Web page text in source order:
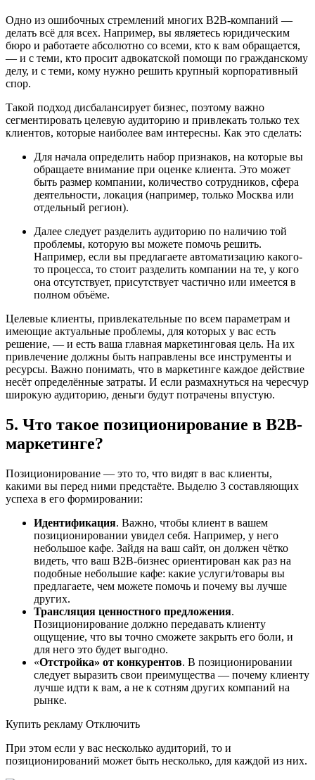
Одно из ошибочных стремлений многих B2B-компаний —
делать всё для всех. Например, вы являетесь юридическим
бюро и работаете абсолютно со всеми, кто к вам обращается,
— и с теми, кто просит адвокатской помощи по гражданскому
делу, и с теми, кому нужно решить крупный корпоративный
спор.
Такой подход дисбалансирует бизнес, поэтому важно
сегментировать целевую аудиторию и привлекать только тех
клиентов, которые наиболее вам интересны. Как это сделать:
Для начала определить набор признаков, на которые вы
обращаете внимание при оценке клиента. Это может
быть размер компании, количество сотрудников, сфера
деятельности, локация (например, только Москва или
отдельный регион).
Далее следует разделить аудиторию по наличию той
проблемы, которую вы можете помочь решить.
Например, если вы предлагаете автоматизацию какого-
то процесса, то стоит разделить компании на те, у кого
она отсутствует, присутствует частично или имеется в
полном объёме.
Целевые клиенты, привлекательные по всем параметрам и
имеющие актуальные проблемы, для которых у вас есть
решение, — и есть ваша главная маркетинговая цель. На их
привлечение должны быть направлены все инструменты и
ресурсы. Важно понимать, что в маркетинге каждое действие
несёт определённые затраты. И если размахнуться на чересчур
широкую аудиторию, деньги будут потрачены впустую.
5. Что такое позиционирование в B2B-
маркетинге?
Позиционирование — это то, что видят в вас клиенты,
какими вы перед ними предстаёте. Выделю 3 составляющих
успеха в его формировании:
Идентификация. Важно, чтобы клиент в вашем
позиционировании увидел себя. Например, у него
небольшое кафе. Зайдя на ваш сайт, он должен чётко
видеть, что ваш B2B-бизнес ориентирован как раз на
подобные небольшие кафе: какие услуги/товары вы
предлагаете, чем можете помочь и почему вы лучше
других.
Трансляция ценностного предложения.
Позиционирование должно передавать клиенту
ощущение, что вы точно сможете закрыть его боли, и
для него это будет выгодно.
«Отстройка» от конкурентов. В позиционировании
следует выразить свои преимущества — почему клиенту
лучше идти к вам, а не к сотням других компаний на
рынке.
Купить рекламу Отключить
При этом если у вас несколько аудиторий, то и
позиционирований может быть несколько, для каждой из них.